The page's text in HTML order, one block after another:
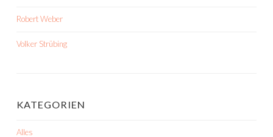
Robert Weber
Volker Strübing
KATEGORIEN
Alles